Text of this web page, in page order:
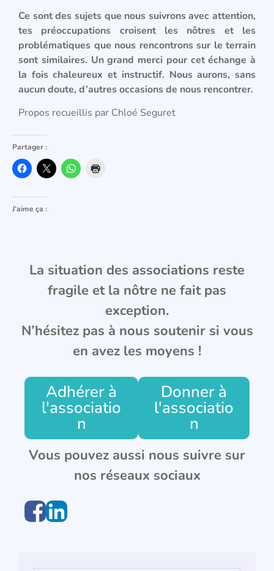
Ce sont des sujets que nous suivrons avec attention,
tes préoccupations croisent les nôtres et les
problématiques que nous rencontrons sur le terrain
sont similaires. Un grand merci pour cet échange à
la fois chaleureux et instructif. Nous aurons, sans
aucun doute, d’autres occasions de nous rencontrer.
Propos recueillis par Chloé Seguret
Partager :
J’aime ça :
La situation des associations reste
fragile et la nôtre ne fait pas
exception.
N’hésitez pas à nous soutenir si vous
en avez les moyens !
Adhérer à
l'associatio
n
Donner à
l'associatio
n
Vous pouvez aussi nous suivre sur
nos réseaux sociaux